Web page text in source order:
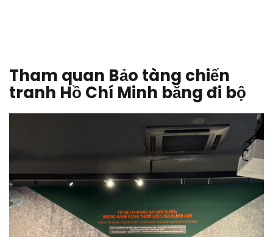
Tham quan Bảo tàng chiến
tranh Hồ Chí Minh bằng đi bộ